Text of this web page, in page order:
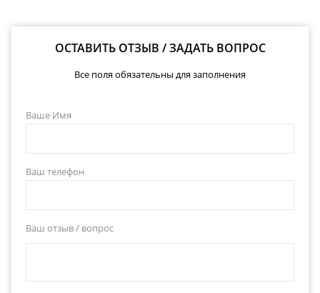
ОСТАВИТЬ ОТЗЫВ / ЗАДАТЬ ВОПРОС
Все поля обязательны для заполнения
Ваше Имя
Ваш телефон
Ваш отзыв / вопрос